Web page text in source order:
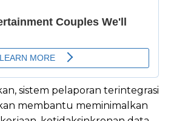
sistem pelaporan terintegrasi
membantu meminimalkan